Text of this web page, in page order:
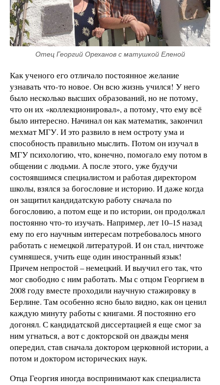
Отец Георгий Ореханов с матушкой Еленой
Как ученого его отличало постоянное желание
узнавать что-то новое. Он всю жизнь учился! У него
было несколько высших образований, но не потому,
что он их «коллекционировал», а потому, что ему всё
было интересно. Начинал он как математик, закончил
мехмат МГУ. И это развило в нем остроту ума и
способность правильно мыслить. Потом он изучал в
МГУ психологию, что, конечно, помогало ему потом в
общении с людьми. А после этого, уже будучи
состоявшимся специалистом и работая директором
школы, взялся за богословие и историю. И даже когда
он защитил кандидатскую работу сначала по
богословию, а потом еще и по истории, он продолжал
постоянно что-то изучать. Например, лет 10–15 назад
ему по его научным интересам потребовалось много
работать с немецкой литературой. И он стал, ничтоже
сумняшеся, учить еще один иностранный язык!
Причем непростой – немецкий. И выучил его так, что
мог свободно с ним работать. Мы с отцом Георгием в
2008 году вместе проходили научную стажировку в
Берлине. Там особенно ясно было видно, как он ценил
каждую минуту работы с книгами. Я постоянно его
догонял. С кандидатской диссертацией я еще смог за
ним угнаться, а вот с докторской он дважды меня
опередил, став сначала доктором церковной истории, а
потом и доктором исторических наук.
Отца Георгия иногда воспринимают как специалиста